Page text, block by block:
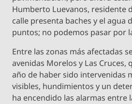
Humberto Luevanos, residente
calle presenta baches y el agua
puntos; no podemos pasar por
Entre las zonas más afectadas
avenidas Morelos y Las Cruces,
año de haber sido intervenidas
visibles, hundimientos y un
ha encendido las alarmas entre